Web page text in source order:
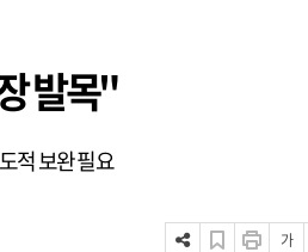
발목"
적 보완 필요
가